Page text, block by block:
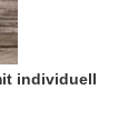
individuell